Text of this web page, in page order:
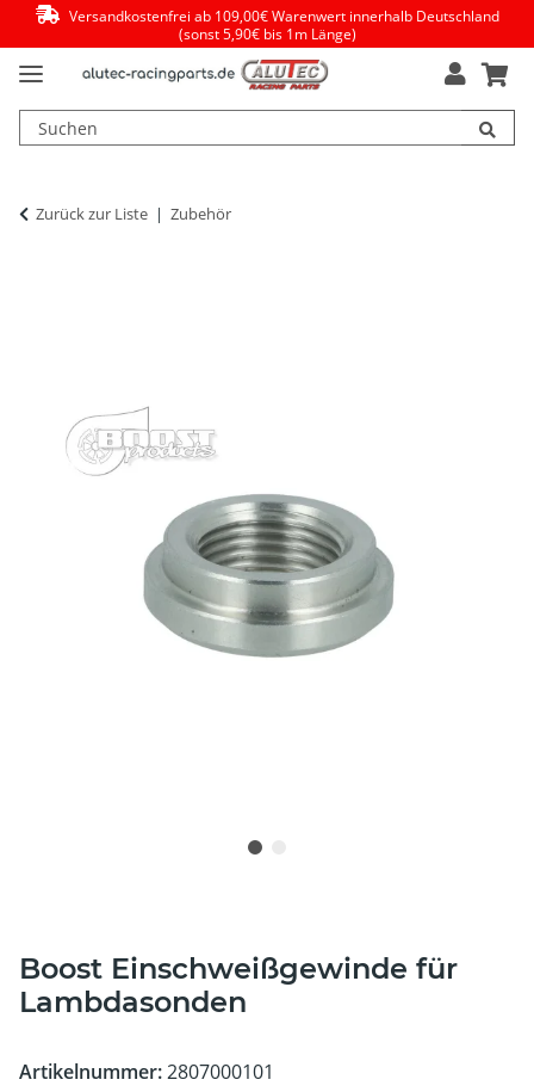
Versandkostenfrei ab 109,00€ Warenwert innerhalb Deutschland
(sonst 5,90€ bis 1m Länge)
Zurück zur Liste Zubehör
Boost Einschweißgewinde für
Lambdasonden
Artikelnummer:2807000101